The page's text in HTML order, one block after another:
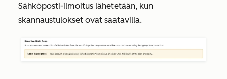
Sähköposti-ilmoitus lähetetään, kun
skannaustulokset ovat saatavilla.